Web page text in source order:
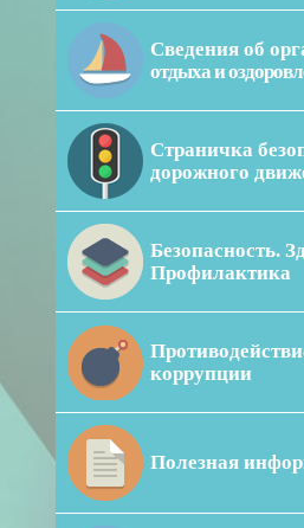
Сведения об
отдыха и
Страничка
дорожного
Безопасность.
Профилактика
коррупции
Полезная